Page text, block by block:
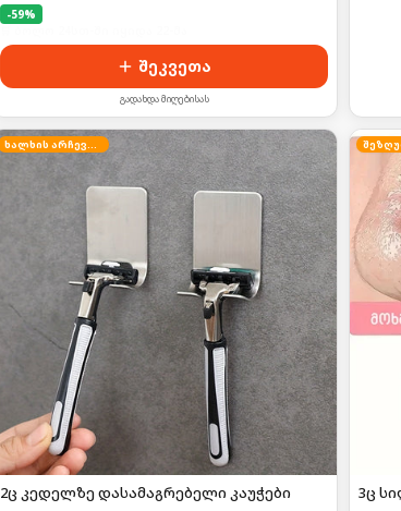
-59%
შეკვეთა
გადახდა მიღებისას
ხალხის არჩევანი
2ც კედელზე დასამაგრებელი კაუჭები 3ც